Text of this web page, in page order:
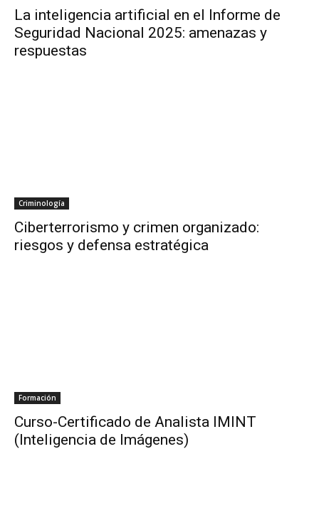
La inteligencia artificial en el Informe de
Seguridad Nacional 2025: amenazas y
respuestas
Criminología
Ciberterrorismo y crimen organizado:
riesgos y defensa estratégica
Formación
Curso-Certificado de Analista IMINT
(Inteligencia de Imágenes)